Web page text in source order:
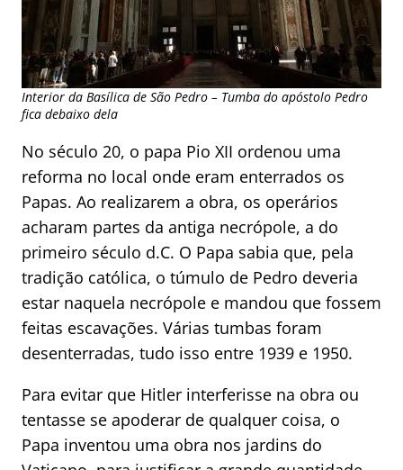
Interior da Basílica de São Pedro – Tumba do apóstolo Pedro
fica debaixo dela
No século 20, o papa Pio XII ordenou uma
reforma no local onde eram enterrados os
Papas. Ao realizarem a obra, os operários
acharam partes da antiga necrópole, a do
primeiro século d.C. O Papa sabia que, pela
tradição católica, o túmulo de Pedro deveria
estar naquela necrópole e mandou que fossem
feitas escavações. Várias tumbas foram
desenterradas, tudo isso entre 1939 e 1950.
Para evitar que Hitler interferisse na obra ou
tentasse se apoderar de qualquer coisa, o
Papa inventou uma obra nos jardins do